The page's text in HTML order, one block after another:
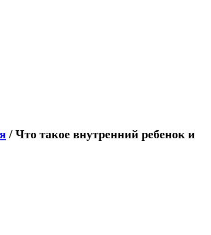
/ Что такое внутренний ребенок и